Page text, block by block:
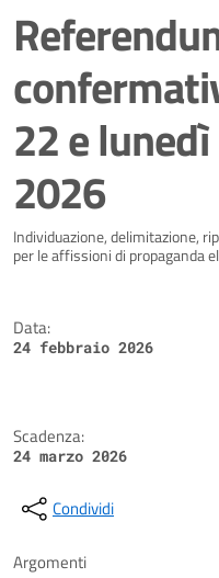
22 e
2026
Dettagli
Individuazione, delimitazione,
per le affissioni di propaganda
Data:
24 febbraio 2026
Scadenza:
24 marzo 2026
Condividi
Argomenti